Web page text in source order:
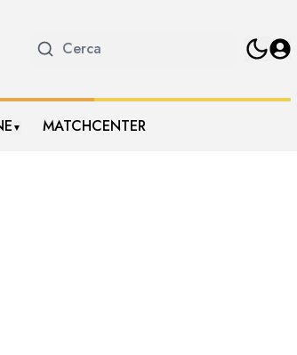
▼ MATCHCENTER